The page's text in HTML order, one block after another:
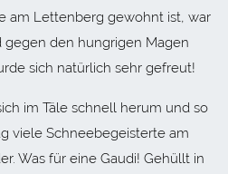
am Lettenberg gewohnt ist, war
den hungrigen Magen
sich natürlich sehr gefreut!
im Täle schnell herum und so
viele Schneebegeisterte am
Was für eine Gaudi! Gehüllt in